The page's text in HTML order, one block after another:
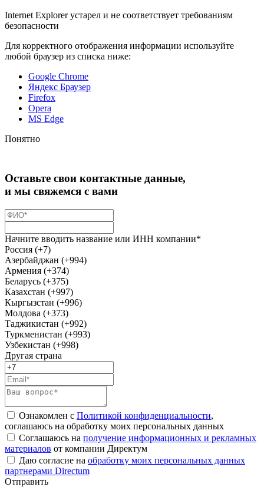
Internet Explorer устарел и не соответствует требованиям
безопасности
Для корректного отображения информации используйте
любой браузер из списка ниже:
Google Chrome
Яндекс Браузер
Firefox
Opera
MS Edge
Понятно
Оставьте свои контактные данные,
и мы свяжемся с вами
Начните вводить название или ИНН компании*
Россия (+7)
Азербайджан (+994)
Армения (+374)
Беларусь (+375)
Казахстан (+997)
Кыргызстан (+996)
Молдова (+373)
Таджикистан (+992)
Туркменистан (+993)
Узбекистан (+998)
Другая страна
Ознакомлен с Политикой конфиденциальности,
соглашаюсь на обработку моих персональных данных
Соглашаюсь на получение информационных и рекламных
материалов от компании Директум
Даю согласие на обработку моих персональных данных
партнерами Directum
Отправить